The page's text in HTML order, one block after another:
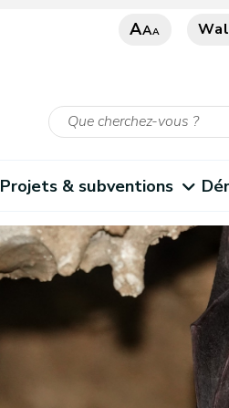
AAA
Projets & subventions